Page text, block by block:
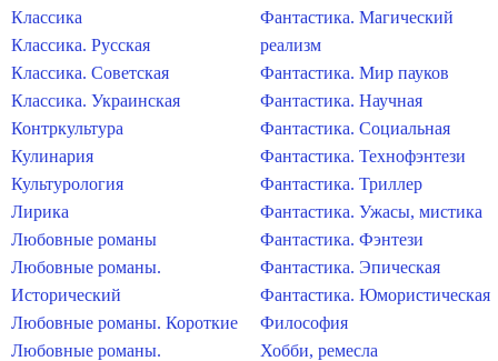
Классика
Классика. Русская
Классика. Советская
Классика. Украинская
Контркультура
Кулинария
Культурология
Лирика
Любовные романы
Любовные романы.
Исторический
Любовные романы. Короткие
Любовные романы.
Фантастика. Магический
реализм
Фантастика. Мир пауков
Фантастика. Научная
Фантастика. Социальная
Фантастика. Технофэнтези
Фантастика. Триллер
Фантастика. Ужасы, мистика
Фантастика. Фэнтези
Фантастика. Эпическая
Фантастика. Юмористическая
Философия
Хобби, ремесла